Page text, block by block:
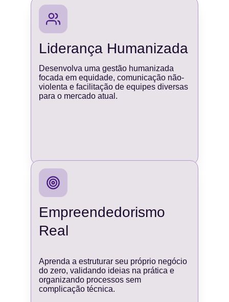
Liderança Humanizada
Empreendedorismo
Real
Desenvolva uma gestão humanizada
focada em equidade, comunicação não-
violenta e facilitação de equipes diversas
para o mercado atual.
Aprenda a estruturar seu próprio negócio
do zero, validando ideias na prática e
organizando processos sem
complicação técnica.